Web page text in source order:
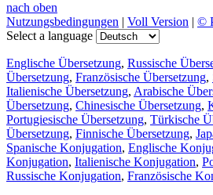
nach oben
Nutzungsbedingungen | Voll Version | ©
Select a language
Englische Übersetzung, Russische
Übersetzung, Französische Übersetzung,
Italienische Übersetzung, Arabische
Übersetzung, Chinesische Übersetzung,
Portugiesische Übersetzung, Türkische
Übersetzung, Finnische Übersetzung,
Spanische Konjugation, Englische
Konjugation, Italienische Konjugation,
Russische Konjugation, Französische